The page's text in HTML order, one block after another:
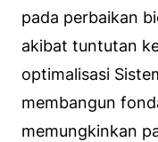
pada perbaikan
akibat tuntutan
optimalisasi
membangun
memungkinkan